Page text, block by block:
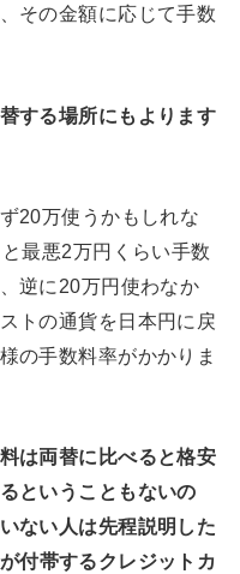
その金額に応じて手数
する場所にもよります
20万使うかもしれな
最悪2万円くらい手数
逆に20万円使わなか
トの通貨を日本円に戻
の手数料率がかかりま
は両替に比べると格安
ということもないの
ない人は先程説明した
付帯するクレジットカ